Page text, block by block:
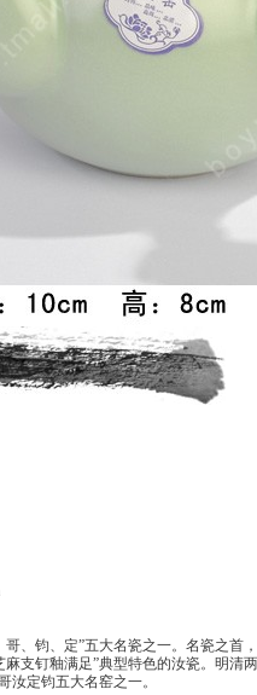
哥、钧、定”五大名瓷之一。名瓷之
支钉釉满足”典型特色的汝瓷。明清
汝定钧五大名窑之一。